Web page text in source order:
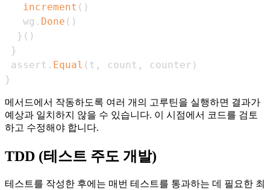
increment ( )
   wg
. Done ( )
} ( )
}
assert . Equal ( t , count , counter )
}
메서드에서 작동하도록 여러 개의 고루틴을 실행하면 결과가
예상과 일치하지 않을 수 있습니다. 이 시점에서 코드를 검토
하고 수정해야 합니다.
TDD (테스트 주도 개발)
테스트를 작성한 후에는 매번 테스트를 통과하는 데 필요한 최